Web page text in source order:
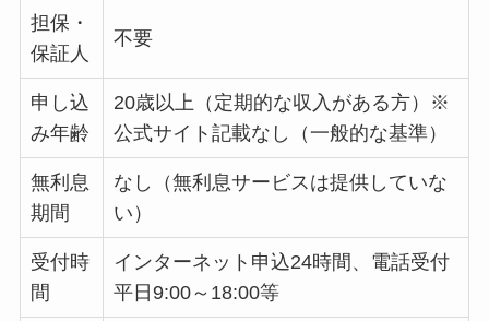
担保・
保証人
不要
申し込
み年齢
20歳以上（定期的な収入がある方）※
公式サイト記載なし（一般的な基準）
無利息
期間
なし（無利息サービスは提供していな
い）
受付時
間
インターネット申込24時間、電話受付
平日9:00～18:00等